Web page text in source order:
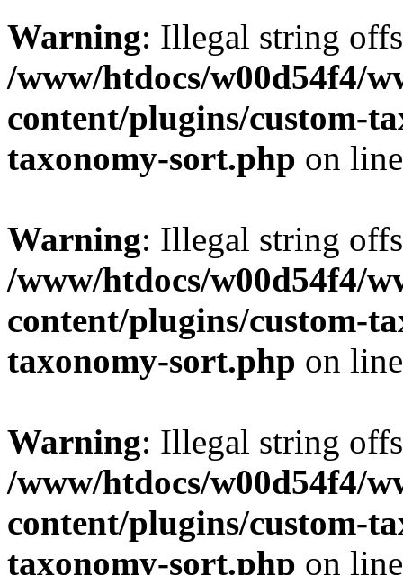
Warning: Illegal string
/www/htdocs/w00d54f4/
content/plugins/custom-
taxonomy-sort.php on
Warning: Illegal string
/www/htdocs/w00d54f4/
content/plugins/custom-
taxonomy-sort.php on
Warning: Illegal string
/www/htdocs/w00d54f4/
content/plugins/custom-
taxonomy-sort.php on